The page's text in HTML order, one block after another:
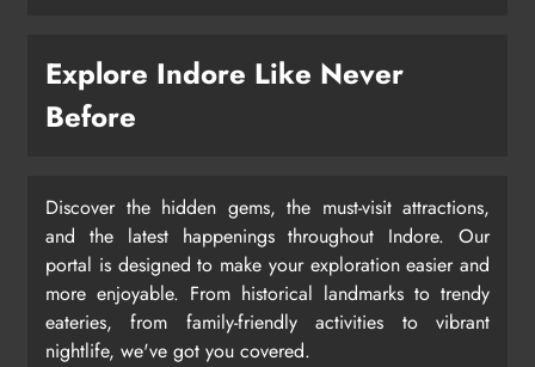
Explore Indore Like Never
Before
Discover the hidden gems, the must-visit attractions,
and the latest happenings throughout Indore. Our
portal is designed to make your exploration easier and
more enjoyable. From historical landmarks to trendy
eateries, from family-friendly activities to vibrant
nightlife, we've got you covered.